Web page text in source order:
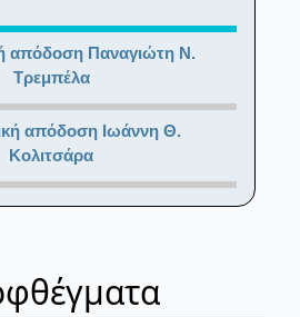
απόδοση Παναγιώτη Ν.
Τρεμπέλα
απόδοση Ιωάννη Θ.
Κολιτσάρα